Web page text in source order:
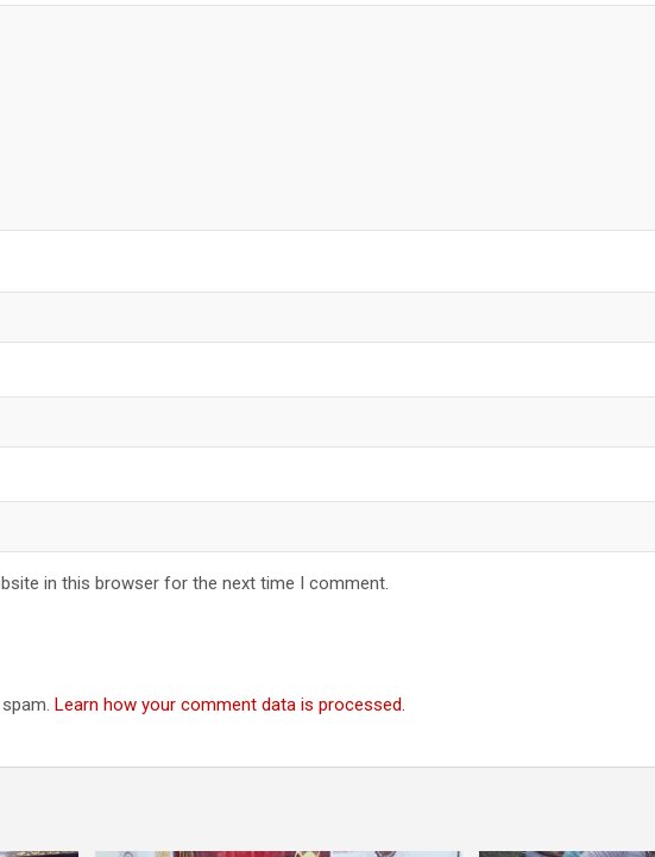
in this browser for the next time I comment.
Learn how your comment data is processed.